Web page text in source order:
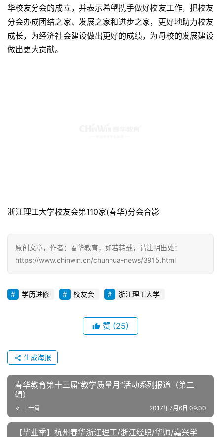
华校友分会的成立，并表示希望携手做好校友工作，把校友
分会办成团结之家、发展之家和进步之家，更好地助力校友
成长，为经济社会建设做出更好的成绩，为母校的发展建设
做出更大贡献。
浙江理工大学校友会第110家(春华)分会合影
原创文章，作者：春华教育，如若转载，请注明出处：
https://www.chinwin.cn/chunhua-news/3915.html
学历进修 校友会 浙江理工大学
赞 (25)
生成海报
春华教育第十三届“教学质量月”活动系列报道（第二
辑）
上一篇 2017年7月6日 09:00
【毕业季】杭州春华浙江理工/浙江经职/华师/嘉兴学